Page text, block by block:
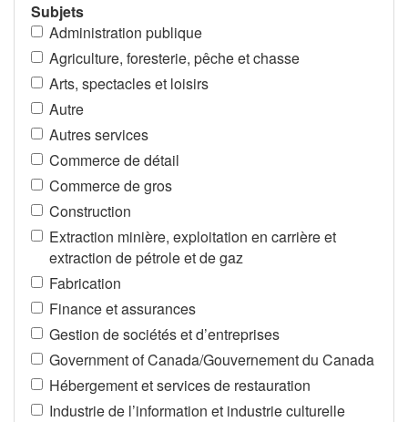
Subjets
Administration publique
Agriculture, foresterie, pêche et chasse
Arts, spectacles et loisirs
Autre
Autres services
Commerce de détail
Commerce de gros
Construction
Extraction minière, exploitation en carrière et
extraction de pétrole et de gaz
Fabrication
Finance et assurances
Gestion de sociétés et d’entreprises
Government of Canada/Gouvernement du Canada
Hébergement et services de restauration
Industrie de l’information et industrie culturelle